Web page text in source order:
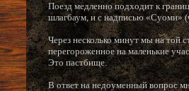
Поезд медленно подходит к
шлагбаум, и с надписью «Суоми»
Через несколько минут мы на той
перегороженное на маленькие
Это пастбище.
В ответ на недоуменный вопрос